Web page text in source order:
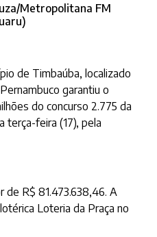
Metropolitana FM
de Timbaúba, localizado
garantiu o
do concurso 2.775 da
terça-feira (17), pela
de R$ 81.473.638,46. A
Loteria da Praça no